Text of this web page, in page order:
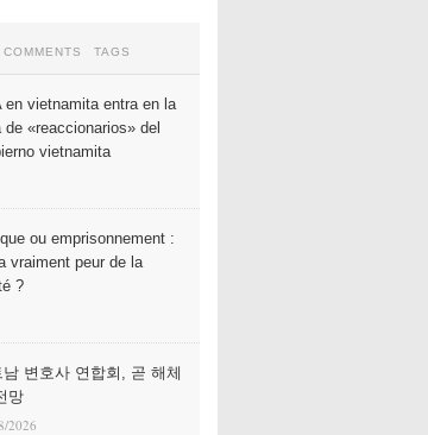
COMMENTS TAGS
en vietnamita entra en la
de «reaccionarios» del
vietnamita
ou emprisonnement :
vraiment peur de la
?
남 변호사 연합회, 곧 해체
망
2026